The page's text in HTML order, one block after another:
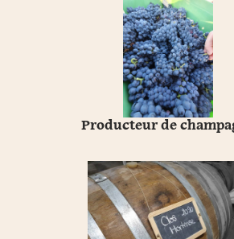
Producteur de